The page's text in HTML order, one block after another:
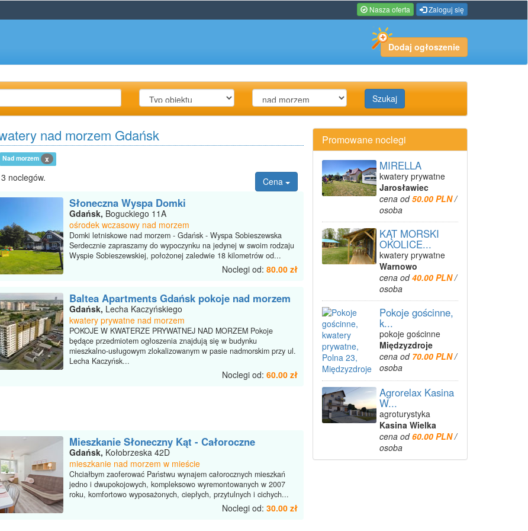
Nasza oferta Zaloguj się
Dodaj ogłoszenie
Szukaj
nad morzem Gdańsk
Nad morzem x
noclegów. Cena
Słoneczna Wyspa Domki
Gdańsk, Boguckiego 11A
ośrodek wczasowy nad morzem
Domki letniskowe nad morzem - Gdańsk - Wyspa Sobieszewska
Serdecznie zapraszamy do wypoczynku na jedynej w swoim rodzaju
Wyspie Sobieszewskiej, położonej zaledwie 18 kilometrów od...
Noclegi od: 80.00 zł
Baltea Apartments Gdańsk pokoje nad morzem
Gdańsk, Lecha Kaczyńskiego
kwatery prywatne nad morzem
POKOJE W KWATERZE PRYWATNEJ NAD MORZEM Pokoje
będące przedmiotem ogłoszenia znajdują się w budynku
mieszkalno-usługowym zlokalizowanym w pasie nadmorskim przy ul.
Lecha Kaczyńsk...
Noclegi od: 60.00 zł
Mieszkanie Słoneczny Kąt - Całoroczne
Gdańsk, Kołobrzeska 42D
mieszkanie nad morzem w mieście
Chciałbym zaoferować Państwu wynajem całorocznych mieszkań
jedno i dwupokojowych, kompleksowo wyremontowanych w 2007
roku, komfortowo wyposażonych, ciepłych, przytulnych i cichych...
Noclegi od: 30.00 zł
Promowane noclegi
MIRELLA
kwatery prywatne
Jarosławiec
cena od50.00 PLN/
osoba
KĄT MORSKI
OKOLICE...
kwatery prywatne
Warnowo
cena od40.00 PLN/
osoba
Pokoje gościnne,
k...
pokoje gościnne
Międzyzdroje
cena od 70.00 PLN/
osoba
Agrorelax Kasina
W...
agroturystyka
Kasina Wielka
cena od60.00 PLN/
osoba